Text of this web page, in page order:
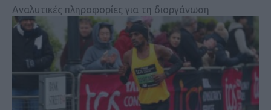
Αναλυτικές πληροφορίες για τη διοργάνωση